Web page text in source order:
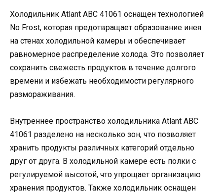
Холодильник Аtlant ABC 41061 оснащен технологией
No Frost, которая предотвращает образование инея
на стенах холодильной камеры и обеспечивает
равномерное распределение холода. Это позволяет
сохранить свежесть продуктов в течение долгого
времени и избежать необходимости регулярного
размораживания.
Внутреннее пространство холодильника Аtlant ABC
41061 разделено на несколько зон, что позволяет
хранить продукты различных категорий отдельно
друг от друга. В холодильной камере есть полки с
регулируемой высотой, что упрощает организацию
хранения продуктов. Также холодильник оснащен